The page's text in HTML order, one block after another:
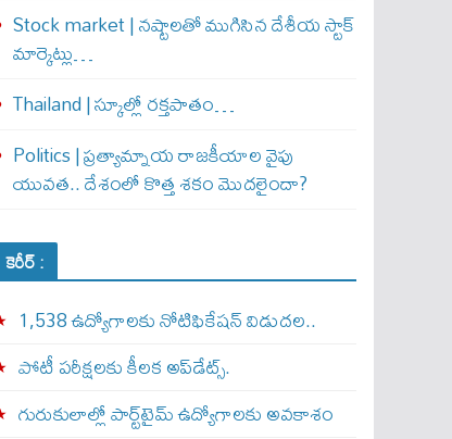
Stock market | నష్టాలతో ముగిసిన దేశీయ స్టాక్
మార్కెట్లు…
Thailand | స్కూల్లో రక్తపాతం…
Politics | ప్రత్యామ్నాయ రాజకీయాల వైపు
యువత.. దేశంలో కొత్త శకం మొదలైందా?
కెరీర్ :
1,538 ఉద్యోగాలకు నోటిఫికేషన్ విడుదల..
పోటీ పరీక్షలకు కీలక అప్‌డేట్స్.
గురుకులాల్లో పార్ట్‌టైమ్ ఉద్యోగాలకు అవకాశం